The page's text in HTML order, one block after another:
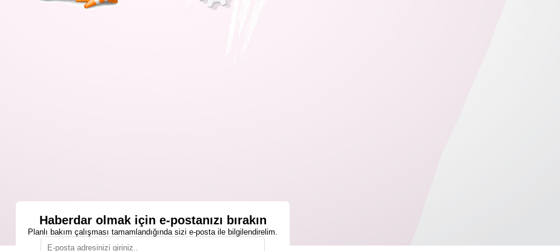
Haberdar olmak için e-postanızı bırakın
Planlı bakım çalışması tamamlandığında sizi e-posta ile bilgilendirelim.